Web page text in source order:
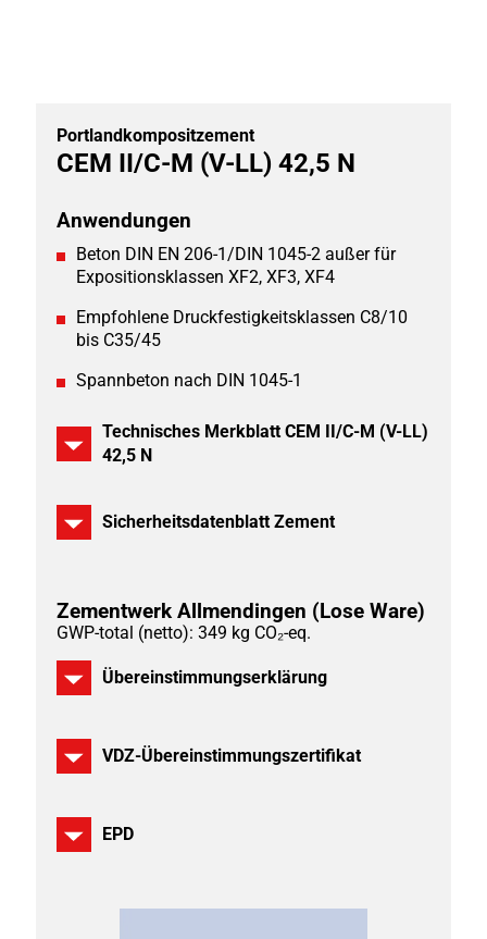
Portlandkompositzement
CEM II/C-M (V-LL) 42,5 N
Anwendungen
Beton DIN EN 206-1/DIN 1045-2 außer für
Expositionsklassen XF2, XF3, XF4
Empfohlene Druckfestigkeitsklassen C8/10
bis C35/45
Spannbeton nach DIN 1045-1
Technisches Merkblatt CEM II/C-M (V-LL)
42,5 N
Sicherheitsdatenblatt Zement
Zementwerk Allmendingen (Lose Ware)
GWP-total (netto): 349 kg CO₂-eq.
Übereinstimmungserklärung
VDZ-Übereinstimmungszertifikat
EPD